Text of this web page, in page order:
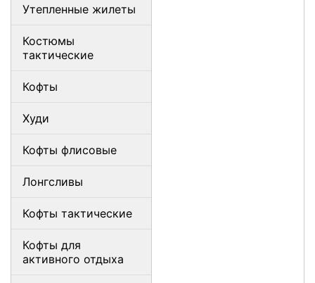
Утепленные жилеты
Костюмы
тактические
Кофты
Худи
Кофты флисовые
Лонгсливы
Кофты тактические
Кофты для
активного отдыха